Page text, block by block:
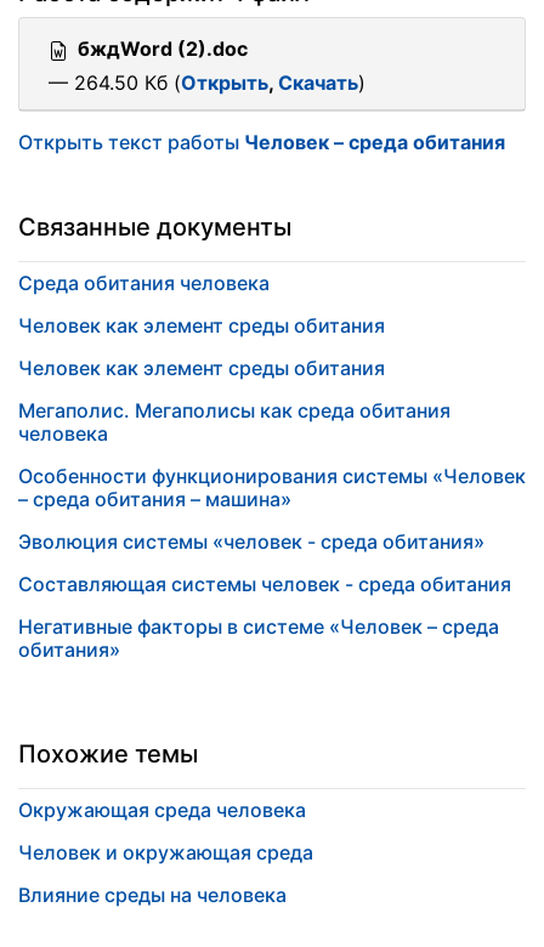
бждWord (2).doc
— 264.50 Кб (Открыть, Скачать)
Открыть текст работы Человек – среда обитания
Связанные документы
Среда обитания человека
Человек как элемент среды обитания
Человек как элемент среды обитания
Мегаполис. Мегаполисы как среда обитания
человека
Особенности функционирования системы «Человек
– среда обитания – машина»
Эволюция системы «человек - среда обитания»
Составляющая системы человек - среда обитания
Негативные факторы в системе «Человек – среда
обитания»
Похожие темы
Окружающая среда человека
Человек и окружающая среда
Влияние среды на человека